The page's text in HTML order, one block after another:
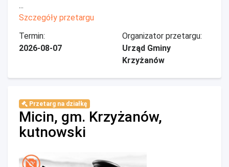
...
Szczegóły przetargu
Termin:
2026-08-07
Organizator przetargu:
Urząd Gminy
Krzyżanów
Przetarg na działkę
Micin, gm. Krzyżanów,
kutnowski